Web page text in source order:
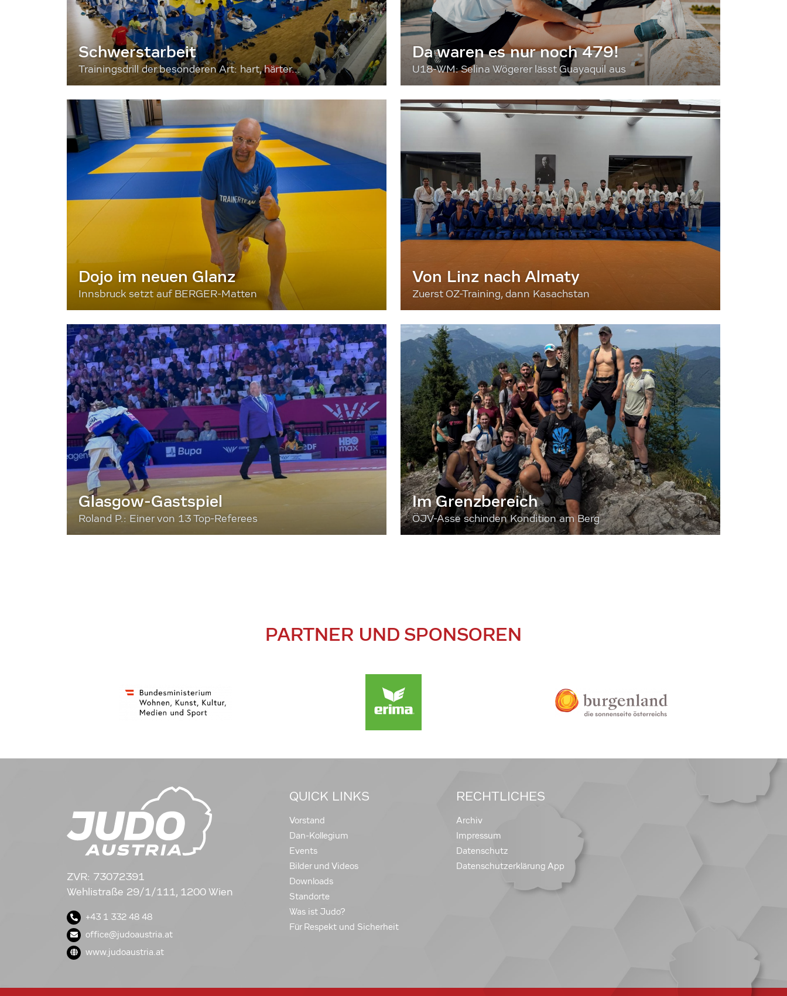
Schwerstarbeit
Trainingsdrill der besonderen Art: hart, härter...
Da waren es nur noch 479!
U18-WM: Selina Wögerer lässt Guayaquil aus
Dojo im neuen Glanz
Innsbruck setzt auf BERGER-Matten
Von Linz nach Almaty
Zuerst OZ-Training, dann Kasachstan
Glasgow-Gastspiel
Roland P.: Einer von 13 Top-Referees
Im Grenzbereich
ÖJV-Asse schinden Kondition am Berg
PARTNER UND SPONSOREN
ZVR: 73072391
Wehlistraße 29/1/111, 1200 Wien
+43 1 332 48 48
office@judoaustria.at
www.judoaustria.at
QUICK LINKS
Vorstand
Dan-Kollegium
Events
Bilder und Videos
Downloads
Standorte
Was ist Judo?
Für Respekt und Sicherheit
RECHTLICHES
Archiv
Impressum
Datenschutz
Datenschutzerklärung App